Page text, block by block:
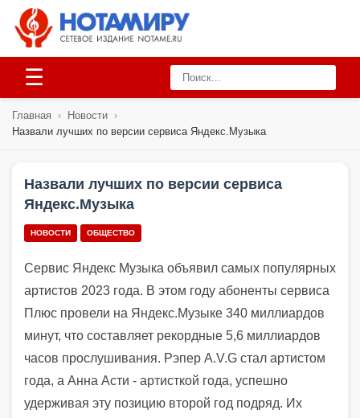
☰
Главная › Новости ›
Назвали лучших по версии сервиса Яндекс.Музыка
Назвали лучших по версии сервиса
Яндекс.Музыка
НОВОСТИ ОБЩЕСТВО
Сервис Яндекс Музыка объявил самых популярных
артистов 2023 года. В этом году абоненты сервиса
Плюс провели на Яндекс.Музыке 340 миллиардов
минут, что составляет рекордные 5,6 миллиардов
часов прослушивания. Рэпер A.V.G стал артистом
года, а Анна Асти - артисткой года, успешно
удерживая эту позицию второй год подряд. Их